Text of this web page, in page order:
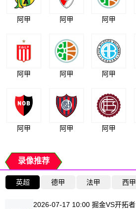
阿甲 阿甲 阿甲
阿甲 阿甲 阿甲
阿甲 阿甲 阿甲
录像推荐
英超 德甲 法甲 西甲
2026-07-17 10:00 掘金VS开拓者